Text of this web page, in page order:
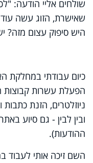
שולחים אליי הודעה:
שאישרת, הזוג עשה
היש סיפוק עצום מזה?
כיום עבודתי במחלקת
הפעלת עשרות קבוצות
ניוזלטרים, הזנת
ובין לבין - גם סיוע
ההודעות).
השם זיכה אותי לעבוד